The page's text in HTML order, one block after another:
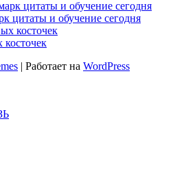
цитаты и обучение сегодня
косточек
| Работает на WordPress